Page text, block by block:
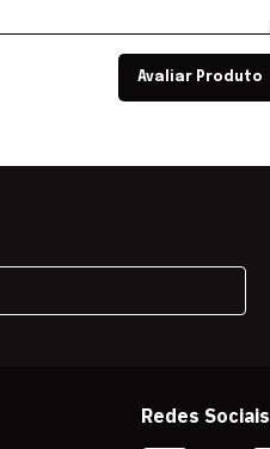
Avaliar Produto
Redes Sociais